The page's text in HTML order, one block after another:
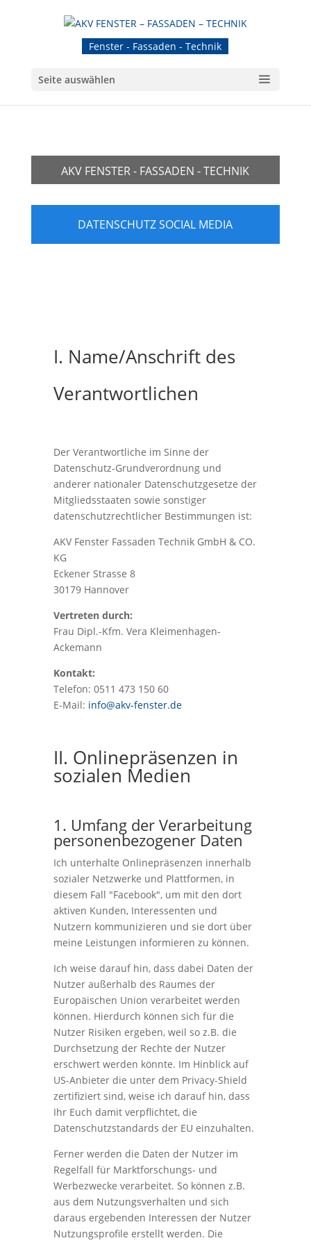
Fenster - Fassaden - Technik
Seite auswählen
AKV FENSTER - FASSADEN - TECHNIK
DATENSCHUTZ SOCIAL MEDIA
I. Name/Anschrift des
Verantwortlichen
Der Verantwortliche im Sinne der
Datenschutz-Grundverordnung und
anderer nationaler Datenschutzgesetze der
Mitgliedsstaaten sowie sonstiger
datenschutzrechtlicher Bestimmungen ist:
AKV Fenster Fassaden Technik GmbH & CO.
KG
Eckener Strasse 8
30179 Hannover
Vertreten durch:
Frau Dipl.-Kfm. Vera Kleimenhagen-
Ackemann
Kontakt:
Telefon: 0511 473 150 60
E-Mail: info@akv-fenster.de
II. Onlinepräsenzen in
sozialen Medien
1. Umfang der Verarbeitung
personenbezogener Daten
Ich unterhalte Onlinepräsenzen innerhalb
sozialer Netzwerke und Plattformen, in
diesem Fall "Facebook", um mit den dort
aktiven Kunden, Interessenten und
Nutzern kommunizieren und sie dort über
meine Leistungen informieren zu können.
Ich weise darauf hin, dass dabei Daten der
Nutzer außerhalb des Raumes der
Europäischen Union verarbeitet werden
können. Hierdurch können sich für die
Nutzer Risiken ergeben, weil so z.B. die
Durchsetzung der Rechte der Nutzer
erschwert werden könnte. Im Hinblick auf
US-Anbieter die unter dem Privacy-Shield
zertifiziert sind, weise ich darauf hin, dass
Ihr Euch damit verpflichtet, die
Datenschutzstandards der EU einzuhalten.
Ferner werden die Daten der Nutzer im
Regelfall für Marktforschungs- und
Werbezwecke verarbeitet. So können z.B.
aus dem Nutzungsverhalten und sich
daraus ergebenden Interessen der Nutzer
Nutzungsprofile erstellt werden. Die